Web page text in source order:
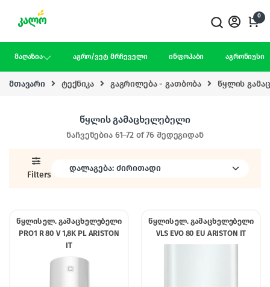
0
მაღაზია აგრო/ვეტ მრჩეველი ინფოჰაბი აგრონიუსი
მთავარი ტექნიკა გაგრილება - გათბობა წყლის
წყლის გამაცხელებელი
ნაჩვენებია 61–72 of 76 შედეგიდან
Filters
წყლის ელ. გამაცხელებელი
PRO1 R 80 V 1,8K PL ARISTON
IT
წყლის ელ. გამაცხელებელი
VLS EVO 80 EU ARISTON IT